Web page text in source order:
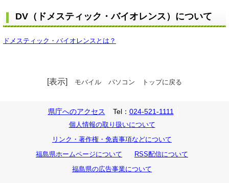
DV（ドメスティック・バイオレンス）について
ドメスティック・バイオレンスとは？
[表示] モバイル パソコン トップに戻る
県庁へのアクセス Tel： 024-521-1111
個人情報の取り扱いについて
リンク・著作権・免責事項などについて
福島県ホームページについて
RSS配信について
福島県の広告事業について